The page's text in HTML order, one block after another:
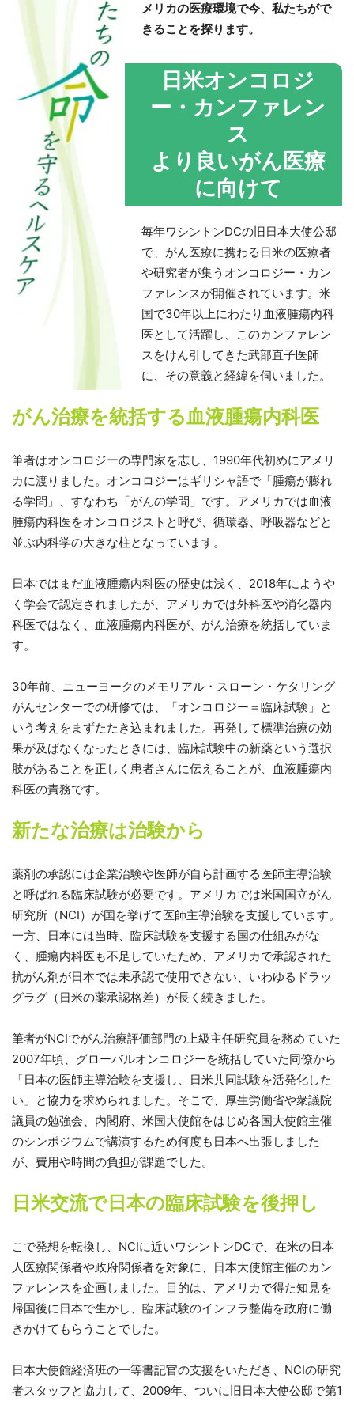
メリカの医療環境で今、私たちがで
きることを探ります。
日米オンコロジ
ー・カンファレン
ス
より良いがん医療
に向けて
毎年ワシントンDCの旧日本大使公邸
で、がん医療に携わる日米の医療者
や研究者が集うオンコロジー・カン
ファレンスが開催されています。米
国で30年以上にわたり血液腫瘍内科
医として活躍し、このカンファレン
スをけん引してきた武部直子医師
に、その意義と経緯を伺いました。
がん治療を統括する血液腫瘍内科医
筆者はオンコロジーの専門家を志し、1990年代初めにアメリ
カに渡りました。オンコロジーはギリシャ語で「腫瘍が膨れ
る学問」、すなわち「がんの学問」です。アメリカでは血液
腫瘍内科医をオンコロジストと呼び、循環器、呼吸器などと
並ぶ内科学の大きな柱となっています。
日本ではまだ血液腫瘍内科医の歴史は浅く、2018年にようや
く学会で認定されましたが、アメリカでは外科医や消化器内
科医ではなく、血液腫瘍内科医が、がん治療を統括していま
す。
30年前、ニューヨークのメモリアル・スローン・ケタリング
がんセンターでの研修では、「オンコロジー＝臨床試験」と
いう考えをまずたたき込まれました。再発して標準治療の効
果が及ばなくなったときには、臨床試験中の新薬という選択
肢があることを正しく患者さんに伝えることが、血液腫瘍内
科医の責務です。
新たな治療は治験から
薬剤の承認には企業治験や医師が自ら計画する医師主導治験
と呼ばれる臨床試験が必要です。アメリカでは米国国立がん
研究所（NCI）が国を挙げて医師主導治験を支援しています。
一方、日本には当時、臨床試験を支援する国の仕組みがな
く、腫瘍内科医も不足していたため、アメリカで承認された
抗がん剤が日本では未承認で使用できない、いわゆるドラッ
グラグ（日米の薬承認格差）が長く続きました。
筆者がNCIでがん治療評価部門の上級主任研究員を務めていた
2007年頃、グローバルオンコロジーを統括していた同僚から
「日本の医師主導治験を支援し、日米共同試験を活発化した
い」と協力を求められました。そこで、厚生労働省や衆議院
議員の勉強会、内閣府、米国大使館をはじめ各国大使館主催
のシンポジウムで講演するため何度も日本へ出張しました
が、費用や時間の負担が課題でした。
日米交流で日本の臨床試験を後押し
こで発想を転換し、NCIに近いワシントンDCで、在米の日本
人医療関係者や政府関係者を対象に、日本大使館主催のカン
ファレンスを企画しました。目的は、アメリカで得た知見を
帰国後に日本で生かし、臨床試験のインフラ整備を政府に働
きかけてもらうことでした。
日本大使館経済班の一等書記官の支援をいただき、NCIの研究
者スタッフと協力して、2009年、ついに旧日本大使公邸で第1